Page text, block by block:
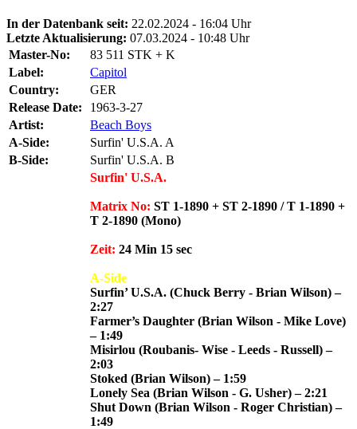
In der Datenbank seit: 22.02.2024 - 16:04 Uhr
Letzte Aktualisierung: 07.03.2024 - 10:48 Uhr
Master-No:
83 511 STK + K
Label:
Capitol
Country:
GER
Release Date:
1963-3-27
Artist:
Beach Boys
A-Side:
Surfin' U.S.A. A
B-Side:
Surfin' U.S.A. B
Surfin' U.S.A.
Matrix No: ST 1-1890 + ST 2-1890 / T 1-1890 +
T 2-1890 (Mono)
Zeit: 24 Min 15 sec
A-Side
Surfin’ U.S.A. (Chuck Berry - Brian Wilson) –
2:27
Farmer’s Daughter (Brian Wilson - Mike Love)
– 1:49
Misirlou (Roubanis- Wise - Leeds - Russell) –
2:03
Stoked (Brian Wilson) – 1:59
Lonely Sea (Brian Wilson - G. Usher) – 2:21
Shut Down (Brian Wilson - Roger Christian) –
1:49